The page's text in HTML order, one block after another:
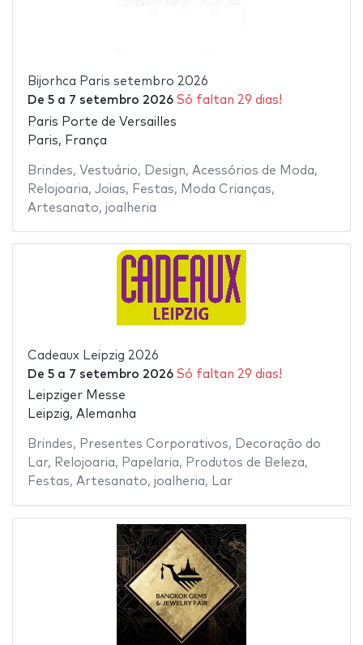
Bijorhca Paris setembro 2026
De 5a 7 setembro 2026 Só faltan 29 dias!
Paris Porte de Versailles
Paris, França
Brindes, Vestuário, Design, Acessórios de Moda,
Relojoaria, Joias, Festas, Moda Crianças,
Artesanato, joalheria
Cadeaux Leipzig 2026
De 5a 7 setembro 2026 Só faltan 29 dias!
Leipziger Messe
Leipzig, Alemanha
Brindes, Presentes Corporativos, Decoração do
Lar, Relojoaria, Papelaria, Produtos de Beleza,
Festas, Artesanato, joalheria, Lar